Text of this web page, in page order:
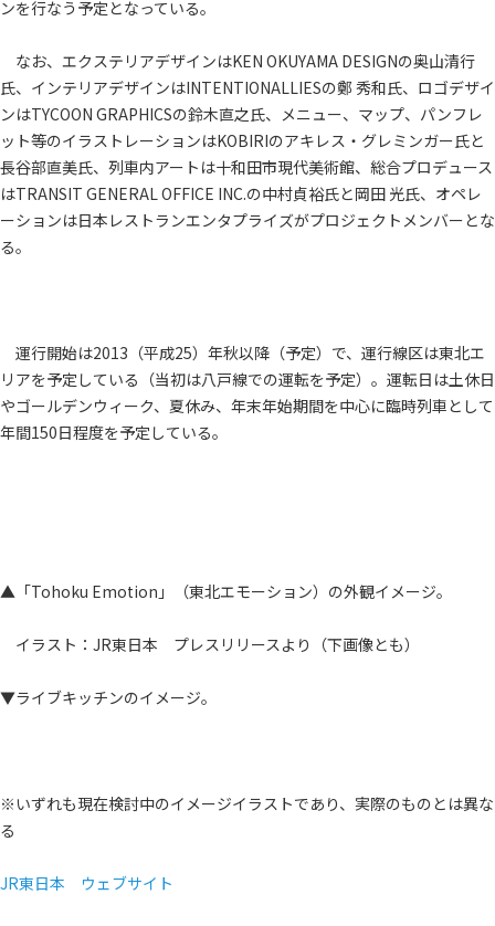
ンを行なう予定となっている。
なお、エクステリアデザインはKEN OKUYAMA DESIGNの奥山清行
氏、インテリアデザインはINTENTIONALLIESの鄭 秀和氏、ロゴデザイ
ンはTYCOON GRAPHICSの鈴木直之氏、メニュー、マップ、パンフレ
ット等のイラストレーションはKOBIRIのアキレス・グレミンガー氏と
長谷部直美氏、列車内アートは十和田市現代美術館、総合プロデュース
はTRANSIT GENERAL OFFICE INC.の中村貞裕氏と岡田 光氏、オペレ
ーションは日本レストランエンタプライズがプロジェクトメンバーとな
る。
運行開始は2013（平成25）年秋以降（予定）で、運行線区は東北エ
リアを予定している（当初は八戸線での運転を予定）。運転日は土休日
やゴールデンウィーク、夏休み、年末年始期間を中心に臨時列車として
年間150日程度を予定している。
▲「Tohoku Emotion」（東北エモーション）の外観イメージ。
イラスト：JR東日本 プレスリリースより（下画像とも）
▼ライブキッチンのイメージ。
※いずれも現在検討中のイメージイラストであり、実際のものとは異な
る
JR東日本 ウェブサイト